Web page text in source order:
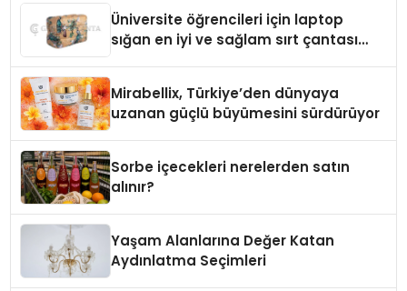
Üniversite öğrencileri için laptop
sığan en iyi ve sağlam sırt çantası
Mirabellix, Türkiye’den dünyaya
uzanan güçlü büyümesini sürdürüyor
Sorbe içecekleri nerelerden satın
alınır?
Yaşam Alanlarına Değer Katan
Aydınlatma Seçimleri